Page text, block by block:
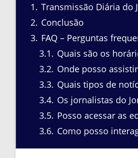
1
Transmissão Diária do
2 Conclusão
3 FAQ – Perguntas
3.1
Quais são os
3.2 Onde posso
3.3 Quais tipos de
3.4 Os jornalistas do
3.5 Posso acessar as
3.6 Como posso